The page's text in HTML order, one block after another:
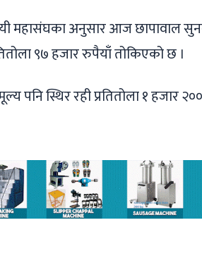
महासंघका अनुसार आज छापावाल
९७ हजार रुपैयाँ तोकिएको छ ।
पनि स्थिर रही प्रतितोला १ हजार